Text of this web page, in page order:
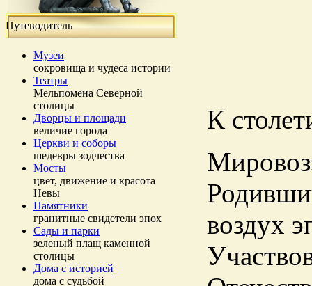
Путеводитель
Музеи
сокровища и чудеса истории
Театры
Мельпомена Северной
столицы
Дворцы и площади
величие города
Церкви и соборы
шедевры зодчества
Мосты
цвет, движение и красота
Невы
Памятники
гранитные свидетели эпох
Сады и парки
зеленый плащ каменной
столицы
Дома с историей
дома с судьбой
К
воздух